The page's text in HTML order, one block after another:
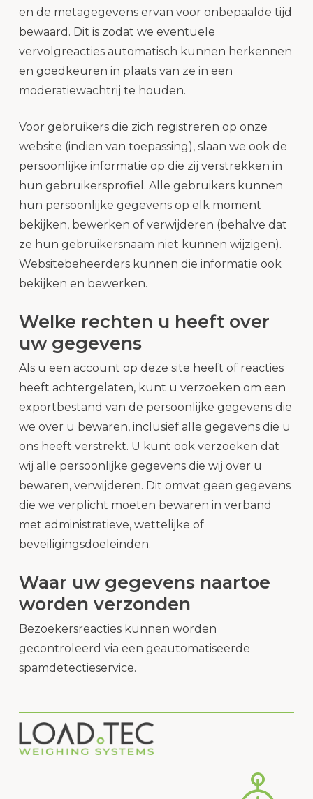
en de metagegevens ervan voor onbepaalde tijd
bewaard. Dit is zodat we eventuele
vervolgreacties automatisch kunnen herkennen
en goedkeuren in plaats van ze in een
moderatiewachtrij te houden.
Voor gebruikers die zich registreren op onze
website (indien van toepassing), slaan we ook de
persoonlijke informatie op die zij verstrekken in
hun gebruikersprofiel. Alle gebruikers kunnen
hun persoonlijke gegevens op elk moment
bekijken, bewerken of verwijderen (behalve dat
ze hun gebruikersnaam niet kunnen wijzigen).
Websitebeheerders kunnen die informatie ook
bekijken en bewerken.
Welke rechten u heeft over
uw gegevens
Als u een account op deze site heeft of reacties
heeft achtergelaten, kunt u verzoeken om een
exportbestand van de persoonlijke gegevens die
we over u bewaren, inclusief alle gegevens die u
ons heeft verstrekt. U kunt ook verzoeken dat
wij alle persoonlijke gegevens die wij over u
bewaren, verwijderen. Dit omvat geen gegevens
die we verplicht moeten bewaren in verband
met administratieve, wettelijke of
beveiligingsdoeleinden.
Waar uw gegevens naartoe
worden verzonden
Bezoekersreacties kunnen worden
gecontroleerd via een geautomatiseerde
spamdetectieservice.